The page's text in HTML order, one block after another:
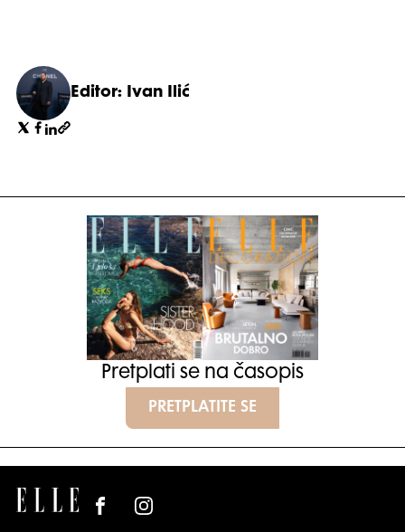
Editor: Ivan Ilić
Pretplati se na časopis
PRETPLATITE SE